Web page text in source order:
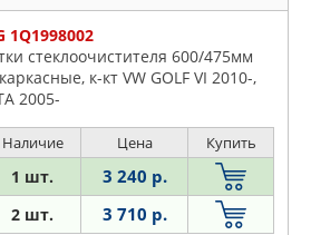
1Q1998002
стеклоочистителя 600/475мм
к-кт VW GOLF VI 2010-,
2005-
Наличие Цена Купить
1 шт. 3 240 р.
2 шт. 3 710 р.